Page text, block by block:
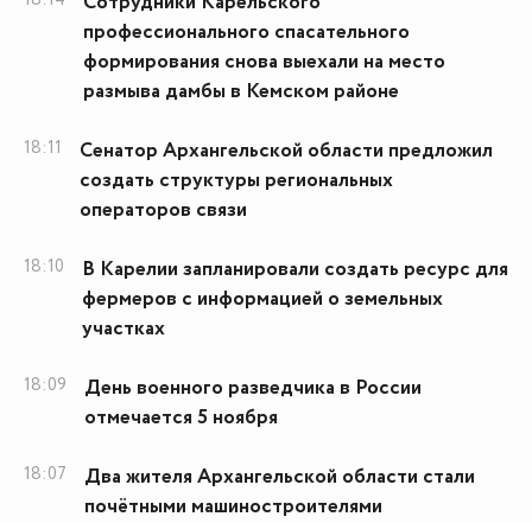
профессионального спасательного
формирования снова выехали на место
размыва дамбы в Кемском районе
18:11
Сенатор Архангельской области предложил
создать структуры региональных
операторов связи
18:10
В Карелии запланировали создать ресурс для
фермеров с информацией о земельных
участках
18:09
День военного разведчика в России
отмечается 5 ноября
18:07
Два жителя Архангельской области стали
почётными машиностроителями